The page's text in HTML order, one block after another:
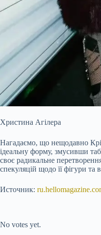
Христина Агілера
Нагадаємо, що нещодавно
ідеальну форму, змусивши
своє радикальне
спекуляцій щодо її фігури та
Источник:
No votes yet.